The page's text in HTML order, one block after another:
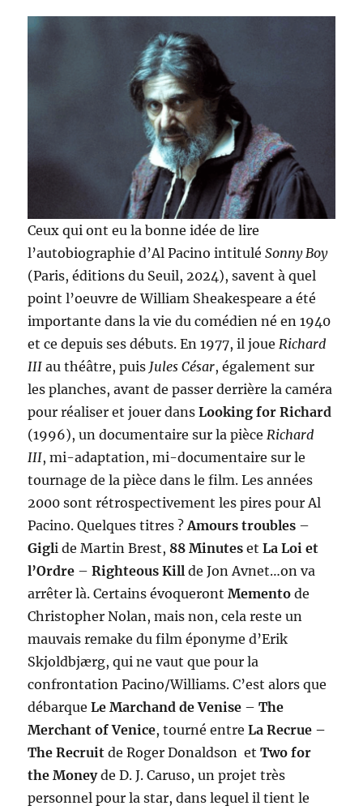
Ceux qui ont eu la bonne idée de lire
l’autobiographie d’Al Pacino intituléSonny Boy
(Paris, éditions du Seuil, 2024), savent à quel
point l’oeuvre de William Sheakespeare a été
importante dans la vie du comédien né en 1940
et ce depuis ses débuts. En 1977, il joue Richard
III au théâtre, puis Jules César, également sur
les planches, avant de passer derrière la caméra
pour réaliser et jouer dansLooking for Richard
(1996), un documentaire sur la pièce Richard
III, mi-adaptation, mi-documentaire sur le
tournage de la pièce dans le film. Les années
2000 sont rétrospectivement les pires pour Al
Pacino. Quelques titres ?Amours troubles –
Gigli de Martin Brest, 88 MinutesetLa Loi et
l’Ordre –Righteous Killde Jon Avnet…on va
arrêter là. Certains évoquerontMemento de
Christopher Nolan, mais non, cela reste un
mauvais remake du film éponyme d’Erik
Skjoldbjærg, qui ne vaut que pour la
confrontation Pacino/Williams. C’est alors que
débarqueLe Marchand de Venise –The
Merchant of Venice, tourné entreLa Recrue –
The Recruit de Roger Donaldson et Two for
the Moneyde D. J. Caruso, un projet très
personnel pour la star, dans lequel il tient le